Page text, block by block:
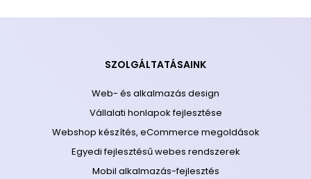
SZOLGÁLTATÁSAINK
Web- és alkalmazás design
Vállalati honlapok fejlesztése
Webshop készítés, eCommerce megoldások
Egyedi fejlesztésű webes rendszerek
Mobil alkalmazás-fejlesztés